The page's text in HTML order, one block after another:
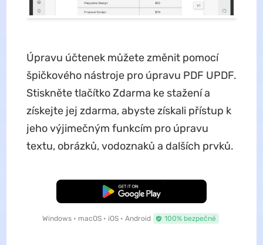
Úpravu účtenek můžete změnit pomocí
špičkového nástroje pro úpravu PDF UPDF.
Stiskněte tlačítko Zdarma ke stažení a
získejte jej zdarma, abyste získali přístup k
jeho výjimečným funkcím pro úpravu
textu, obrázků, vodoznaků a dalších prvků.
Bezplatné stažení
Windows • macOS • iOS • Android 100% bezpečné